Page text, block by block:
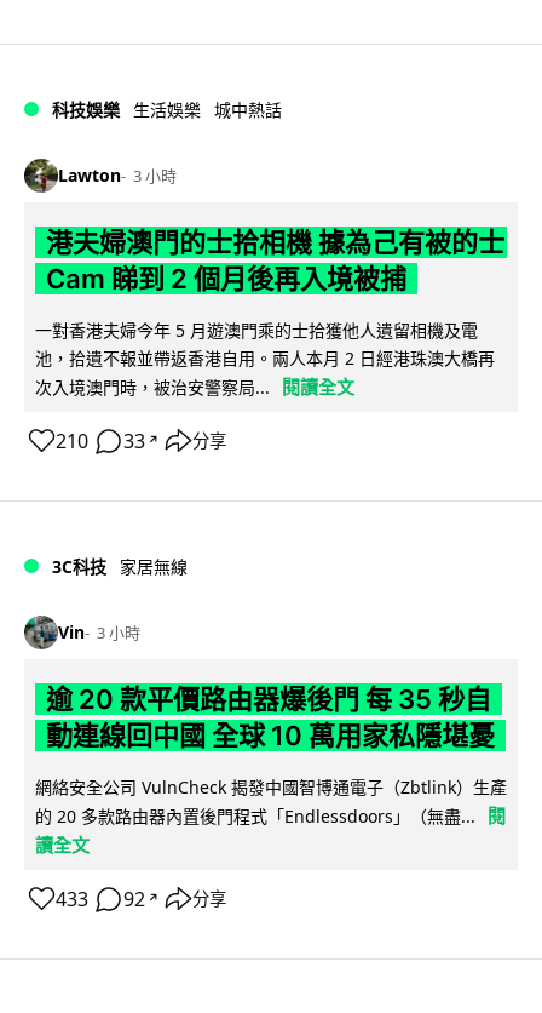
科技娛樂 生活娛樂 城中熱話
Lawton 3 小時
港夫婦澳門的士拾相機 據為己有被的士
Cam 睇到 2 個月後再入境被捕
一對香港夫婦今年 5 月遊澳門乘的士拾獲他人遺留相機及電
池，拾遺不報並帶返香港自用。兩人本月 2 日經港珠澳大橋再
次入境澳門時，被治安警察局...
閱讀全文
210 33 ↗ 分享
3C科技 家居無線
Vin 3 小時
逾 20 款平價路由器爆後門 每 35 秒自
動連線回中國 全球 10 萬用家私隱堪憂
網絡安全公司 VulnCheck 揭發中國智博通電子（Zbtlink）生產
的 20 多款路由器內置後門程式「Endlessdoors」（無盡...
閱
讀全文
433 92 ↗ 分享